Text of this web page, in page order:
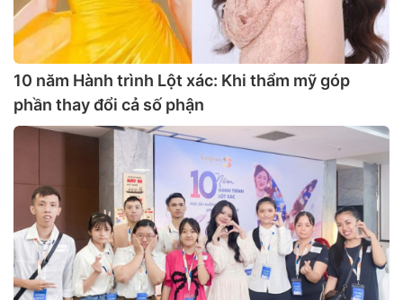
10 năm Hành trình Lột xác: Khi thẩm mỹ góp
phần thay đổi cả số phận